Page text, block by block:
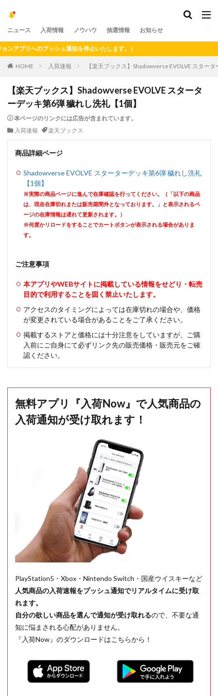
ニュース 入荷情報 ノウハウ 抽選情報 お知らせ
リへのプッシュ通知を停止いたします。）
HOME 入荷速報 【楽天ブックス】Shadowverse EVOLVE スター
【楽天ブックス】Shadowverse EVOLVE スタータ
ーデッキ第6弾 穢れし洗礼【1個】
本ページのリンクには広告が含まれています。
入荷速報
楽天ブックス
商品詳細ページ
Shadowverse EVOLVE スターターデッキ第6弾 穢れし洗礼
【1個】
※実際の商品ページに進んで在庫確認を行ってください。（「以下の商品
は、現在在庫切れまたは販売期間外となっております。」と表示されるペ
ージの在庫情報は遅れて更新されます。）
※何度かリロードをすることでカートボタンが表示される場合がありま
す。
ご注意事項
本アプリやWEBサイトに掲載している情報をせどり・転売
目的で利用することを固く禁止いたします。
アクセスのタイミングによっては在庫切れの場合や、価格
が変更されている場合があることをご了承ください。
掲載するストアと価格には十分注意をしていますが、ご購
入前にご自身にて必ずリンク先の販売価格・販売元をご確
認ください。
無料アプリ『入荷Now』で人気商品の
入荷通知が受け取れます！
PlayStation5・Xbox・Nintendo Switch・国産ウイスキーなど
人気商品の入荷速報をプッシュ通知でリアルタイムに受け取
れます。
自分の欲しい商品を選んで通知が受け取れるので、不要な通
知に悩まされる心配がありません。
『入荷Now』のダウンロードはこちらから！